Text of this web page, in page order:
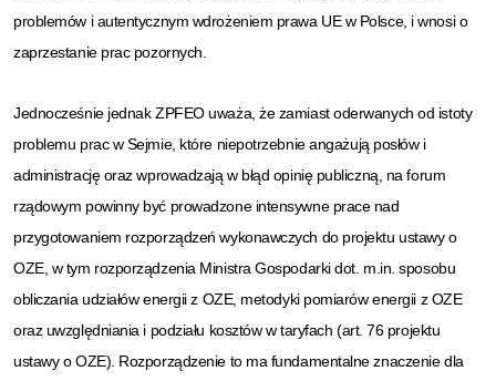
problemów i autentycznym wdrożeniem prawa UE w Polsce, i wnosi o
zaprzestanie prac pozornych.
Jednocześnie jednak ZPFEO uważa, że zamiast oderwanych od istoty
problemu prac w Sejmie, które niepotrzebnie angażują posłów i
administrację oraz wprowadzają w błąd opinię publiczną, na forum
rządowym powinny być prowadzone intensywne prace nad
przygotowaniem rozporządzeń wykonawczych do projektu ustawy o
OZE, w tym rozporządzenia Ministra Gospodarki dot. m.in. sposobu
obliczania udziałów energii z OZE, metodyki pomiarów energii z OZE
oraz uwzględniania i podziału kosztów w taryfach (art. 76 projektu
ustawy o OZE). Rozporządzenie to ma fundamentalne znaczenie dla